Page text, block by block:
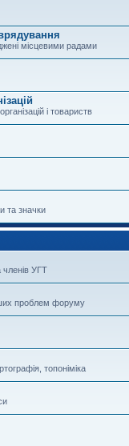
місцевими радами
і товариств
та значки
членів УГТ
проблем форуму
топоніміка